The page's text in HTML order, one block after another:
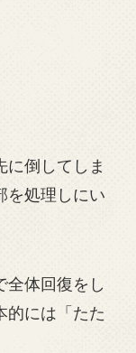
に倒してしま
を処理しにい
全体回復をし
的には「たた